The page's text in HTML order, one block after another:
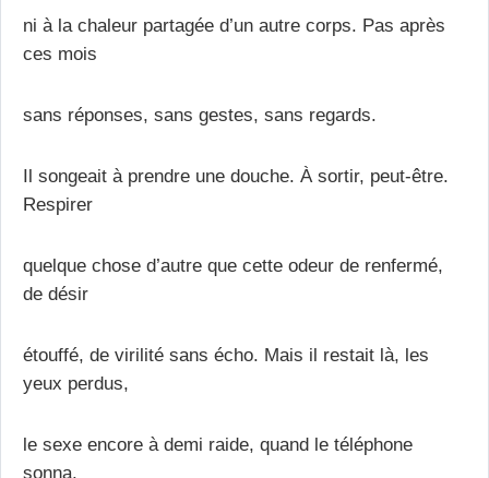
ni à la chaleur partagée d’un autre corps. Pas après
ces mois
sans réponses, sans gestes, sans regards.
Il songeait à prendre une douche. À sortir, peut-être.
Respirer
quelque chose d’autre que cette odeur de renfermé,
de désir
étouffé, de virilité sans écho. Mais il restait là, les
yeux perdus,
le sexe encore à demi raide, quand le téléphone
sonna.